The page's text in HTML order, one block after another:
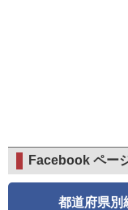
Facebook ペー
都道府県別